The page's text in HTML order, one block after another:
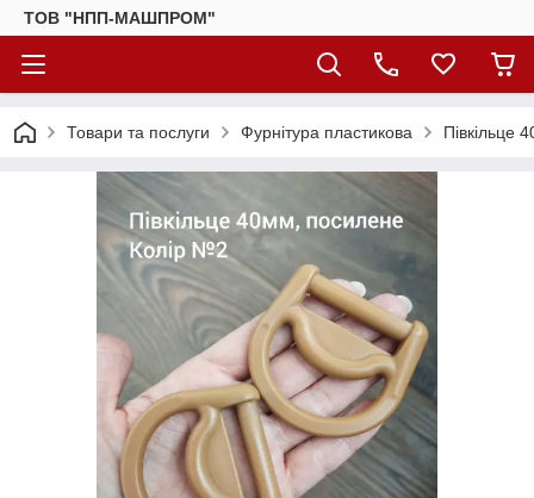
ТОВ "НПП-МАШПРОМ"
Товари та послуги Фурнітура пластикова Півкільце